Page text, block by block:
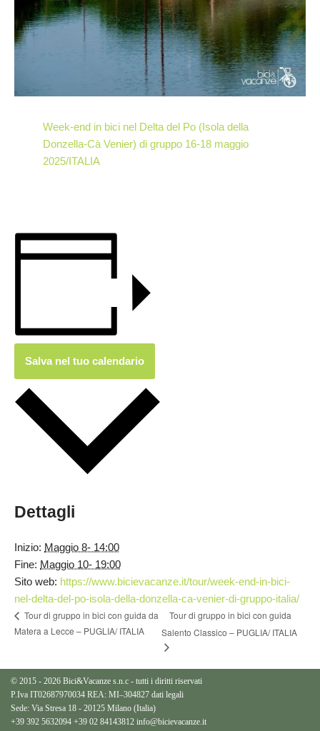
Week-end in bici nel Delta del Po (Isola della
Donzella-Cà Venier) di gruppo 16-18 maggio
2025/ITALIA
Salva nel tuo calendario
Dettagli
Inizio: Maggio 8- 14:00
Fine: Maggio 10- 19:00
Sito web: https://www.bicievacanze.it/tour/week-end-in-bici-
nel-delta-del-po-isola-della-donzella-ca-venier-di-gruppo-italia/
Tour di gruppo in bici con guida da
Matera a Lecce – PUGLIA/ ITALIA
Tour di gruppo in bici con guida
Salento Classico – PUGLIA/ ITALIA
© 2015 - 2026 Bici&Vacanze s.n.c - tutti i diritti riservati
P.Iva IT02687970034 REA: MI–304827 dati legali
Sede: Via Stresa 18 - 20125 Milano (Italia)
+39 392 5632094 +39 02 84143812 info@bicievacanze.it